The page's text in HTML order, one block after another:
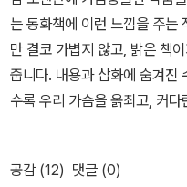
계’는 아니다. 그건.... 판타지
남자아이는 희수 손을 잡고 문
꽝 없는 뽑기 기계! 희수는 1등을 뽑았고, 상품은 문구점 안 상자에
담겨 있었다. 상자 안에서 나
는 물건이 아니었다. 아주 후
랍에 넣는다. 그 물건이 무엇
악되고 독자는 소름이 돋게 되지.....ㅠㅠ 두 번째 ‘
는 동화책에 이런 느낌을 주는
만 결코 가볍지 않고, 밝은 책
줍니다. 내용과 삽화에 숨겨진
수록 우리 가슴을 옭죄고, 커
픔과 상처를 다루기는 특히나
아픔을 이겨내도록 하는 것은
공감 (12) 댓글 (0)